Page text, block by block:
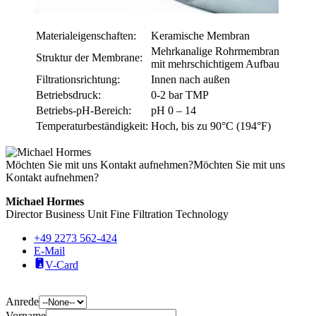
Materialeigenschaften:
Keramische Membran
Struktur der Membrane:
Mehrkanalige Rohrmembran
mit mehrschichtigem Aufbau
Filtrationsrichtung:
Innen nach außen
Betriebsdruck:
0-2 bar TMP
Betriebs-pH-Bereich:
pH 0 – 14
Temperaturbeständigkeit: Hoch, bis zu 90°C (194°F)
Möchten Sie mit uns Kontakt aufnehmen?Möchten Sie mit uns
Kontakt aufnehmen?
Michael Hormes
Director Business Unit Fine Filtration Technology
+49 2273 562-424
E-Mail
V-Card
Anrede